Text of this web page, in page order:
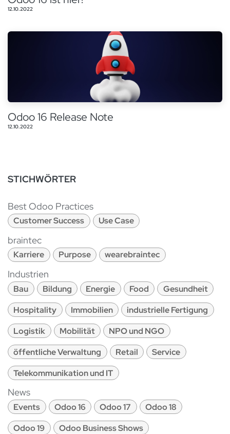
12.10.2022
Odoo 16 Release Note
12.10.2022
STICHWÖRTER
Best Odoo Practices
Customer Success Use Case
braintec
Karriere Purpose wearebraintec
Industrien
Bau Bildung Energie Food
Gesundheit
Hospitality
Immobilien
industrielle Fertigung
Logistik
Mobilität
NPO und NGO
öffentliche Verwaltung
Retail
Service
Telekommunikation und IT
News
Events Odoo 16 Odoo 17
Odoo 18
Odoo 19
Odoo Business Shows